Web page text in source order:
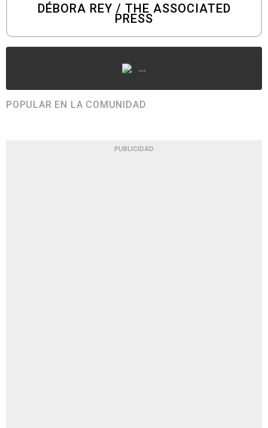
DÉBORA REY / THE ASSOCIATED
PRESS
...
POPULAR EN LA COMUNIDAD
PUBLICIDAD